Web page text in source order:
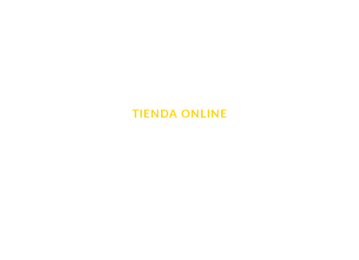
TIENDA ONLINE